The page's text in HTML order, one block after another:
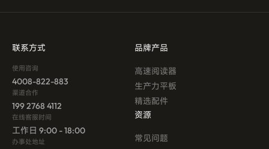
联系方式
使用咨询
4008-822-883
渠道合作
199 2768 4112
在线客服时间
工作日 9:00 - 18:00
办事处地址
品牌产品
高速阅读器
生产力平板
精选配件
资源
常见问题